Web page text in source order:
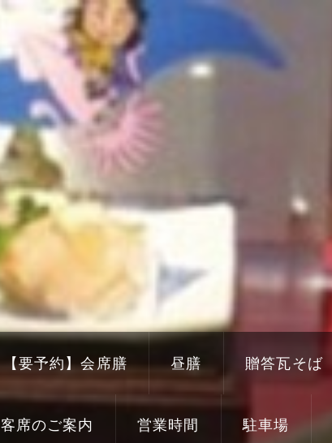
【要予約】会席膳 昼膳 贈答瓦そば
客席のご案内 営業時間 駐車場